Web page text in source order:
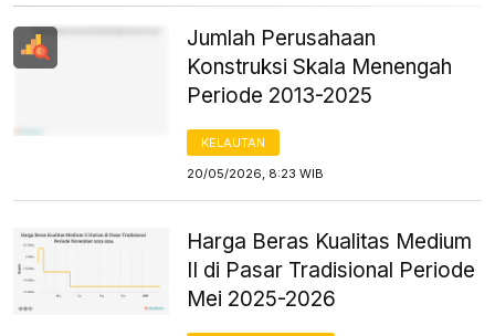
Jumlah Perusahaan
Konstruksi Skala Menengah
Periode 2013-2025
KELAUTAN
20/05/2026, 8:23 WIB
Harga Beras Kualitas Medium
II di Pasar Tradisional Periode
Mei 2025-2026